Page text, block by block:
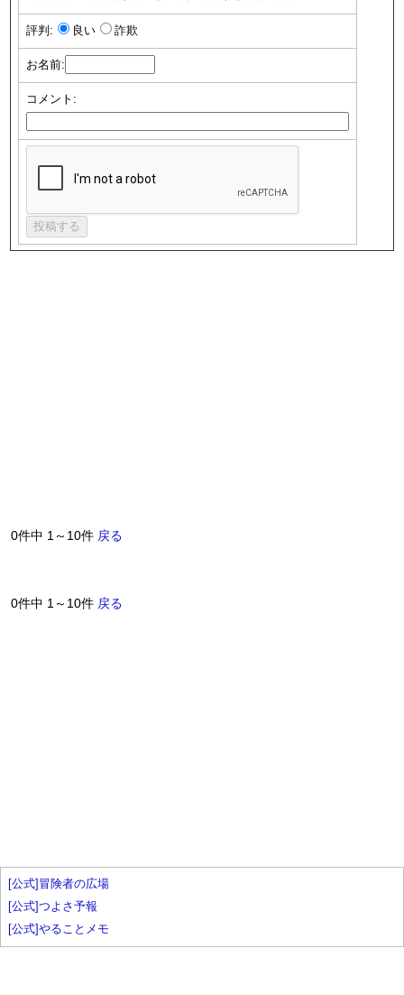
評判: 良い 詐欺
お名前:
コメント:
0件中 1～10件 戻る
0件中 1～10件 戻る
[公式]冒険者の広場
[公式]つよさ予報
[公式]やることメモ